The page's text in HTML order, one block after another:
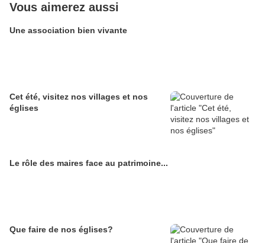
Vous aimerez aussi
Une association bien vivante
Cet été, visitez nos villages et nos
églises
Le rôle des maires face au patrimoine...
Que faire de nos églises?